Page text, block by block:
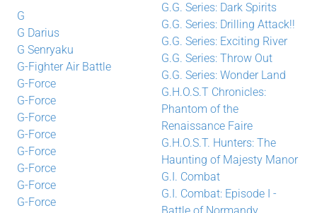
G
G Darius
G Senryaku
G-Fighter Air Battle
G-Force
G-Force
G-Force
G-Force
G-Force
G-Force
G-Force
G-Force
G.G. Series: Dark Spirits
G.G. Series: Drilling Attack!!
G.G. Series: Exciting River
G.G. Series: Throw Out
G.G. Series: Wonder Land
G.H.O.S.T Chronicles:
Phantom of the
Renaissance Faire
G.H.O.S.T. Hunters: The
Haunting of Majesty Manor
G.I. Combat
G.I. Combat: Episode I -